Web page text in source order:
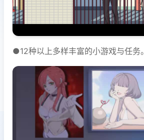
●12种以上多样丰富的小游戏与任务。